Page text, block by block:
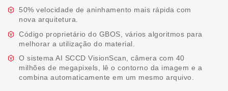
50% velocidade de aninhamento mais rápida com
nova arquitetura.
Código proprietário do GBOS, vários algoritmos para
melhorar a utilização do material.
O sistema AI SCCD VisionScan, câmera com 40
milhões de megapixels, lê o contorno da imagem e a
combina automaticamente em um mesmo arquivo.